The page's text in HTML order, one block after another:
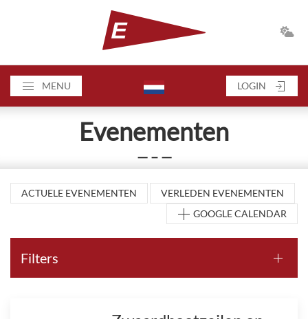
MENU LOGIN
Evenementen
— – —
ACTUELE EVENEMENTEN
VERLEDEN EVENEMENTEN
GOOGLE CALENDAR
Filters